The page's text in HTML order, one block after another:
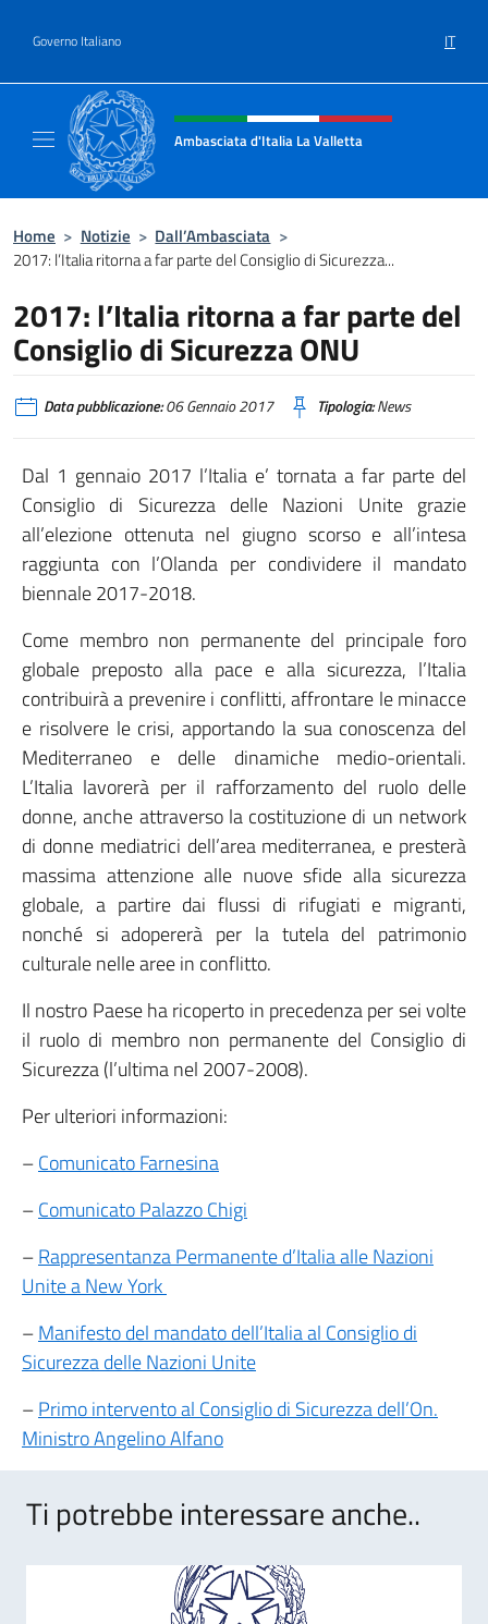
Governo Italiano IT
Intestazione sito, social e menù
Ambasciata d'Italia La Valletta
Home > Notizie > Dall’Ambasciata >
2017: l’Italia ritorna a far parte del Consiglio di Sicurezza...
2017: l’Italia ritorna a far parte del
Consiglio di Sicurezza ONU
Data pubblicazione:06 Gennaio 2017 Tipologia:News
Dal 1 gennaio 2017 l’Italia e’ tornata a far parte del
Consiglio di Sicurezza delle Nazioni Unite grazie
all’elezione ottenuta nel giugno scorso e all’intesa
raggiunta con l’Olanda per condividere il mandato
biennale 2017-2018.
Come membro non permanente del principale foro
globale preposto alla pace e alla sicurezza, l’Italia
contribuirà a prevenire i conflitti, affrontare le minacce
e risolvere le crisi, apportando la sua conoscenza del
Mediterraneo e delle dinamiche medio-orientali.
L’Italia lavorerà per il rafforzamento del ruolo delle
donne, anche attraverso la costituzione di un network
di donne mediatrici dell’area mediterranea, e presterà
massima attenzione alle nuove sfide alla sicurezza
globale, a partire dai flussi di rifugiati e migranti,
nonché si adopererà per la tutela del patrimonio
culturale nelle aree in conflitto.
Il nostro Paese ha ricoperto in precedenza per sei volte
il ruolo di membro non permanente del Consiglio di
Sicurezza (l’ultima nel 2007-2008).
Per ulteriori informazioni:
–Comunicato Farnesina
–Comunicato Palazzo Chigi
–Rappresentanza Permanente d’Italia alle Nazioni
Unite a New York
–Manifesto del mandato dell’Italia al Consiglio di
Sicurezza delle Nazioni Unite
–Primo intervento al Consiglio di Sicurezza dell’On.
Ministro Angelino Alfano
Ti potrebbe interessare anche..